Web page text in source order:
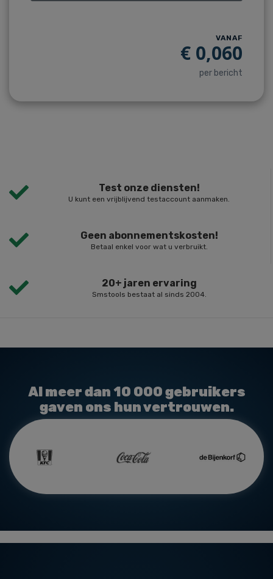
VANAF
€ 0,060
per bericht
Test onze diensten!
U kunt een vrijblijvend testaccount aanmaken.
Geen abonnementskosten!
Betaal enkel voor wat u verbruikt.
20+ jaren ervaring
Smstools bestaat al sinds 2004.
Al meer dan 10 000gebruikers
gaven ons hun vertrouwen.